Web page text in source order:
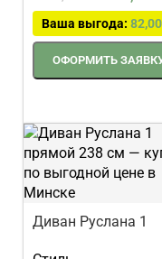
Ваша выгода: 82,00
ОФОРМИТЬ
Диван Руслана 1